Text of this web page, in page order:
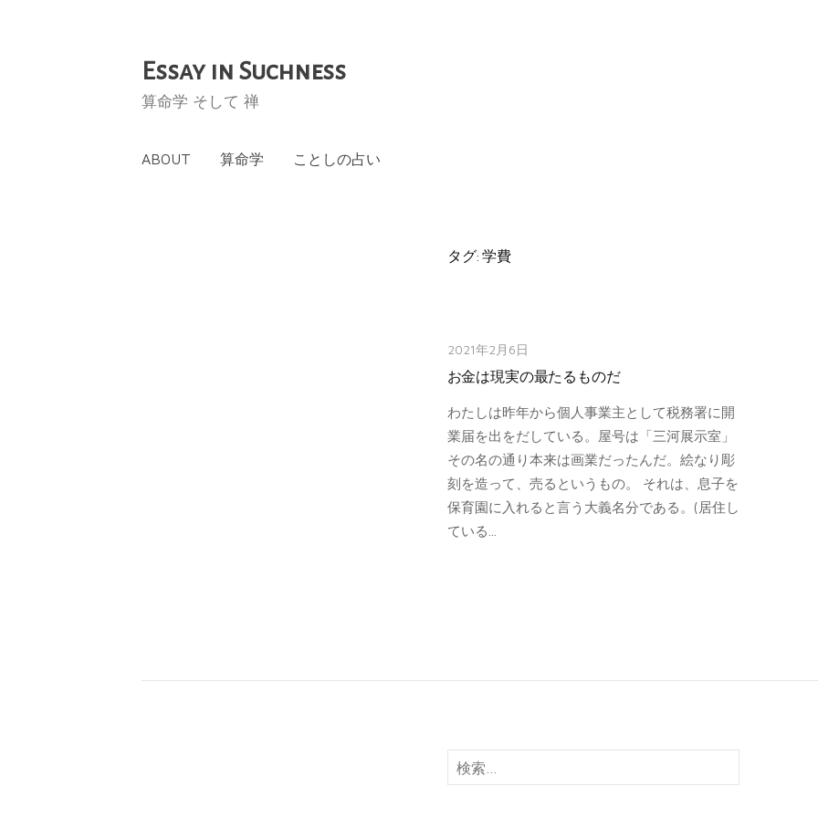
コ
ン
ン
Essay in Suchness
算命学 そして 禅
ABOUT 算命学 ことしの占い
タグ: 学費
2021年2月6日
お金は現実の最たるものだ
わたしは昨年から個人事業主として税務署に開
業届を出をだしている。屋号は「三河展示室」
その名の通り本来は画業だったんだ。絵なり彫
刻を造って、売るというもの。 それは、息子を
保育園に入れると言う大義名分である。(居住し
ている...
検
索: